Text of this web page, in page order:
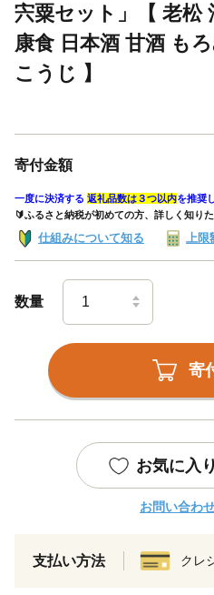
宍粟セット」【 老松
康食 日本酒 甘酒 も
こうじ 】
寄付金額
一度に決済する 返礼品数は３つ以内を推奨
🔰ふるさと納税が初めての方、詳しく知り
仕組みについて知る 上
数量
寄
お気に入
お問い合わ
支払い方法 クレ